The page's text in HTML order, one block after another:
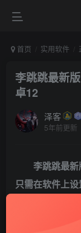
首页 实用软件
李跳跳最新
卓12
泽客
5年前更新
李跳跳最新
只需在软件上